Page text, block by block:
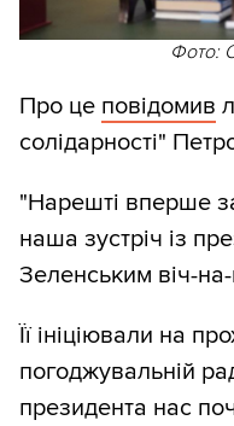
Фото:
Про це повідомив
солідарності"
"Нарешті вперше
наша зустріч із
Зеленським віч-на-
Її ініціювали на
погоджувальній
президента нас